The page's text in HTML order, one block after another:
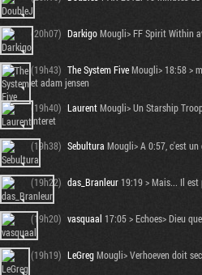
(20h07) DarkigoMougli> FF Spirit Within
(19h43) The System FiveMougli> 18:58 >
et adam jensen
(19h40) LaurentMougli> Un Starship
interet
(19h38) Sebultura Mougli> A 0:57, c'est
(19h22) das_Branleur 19:19 > Mais... Il
(19h20) vasquaal 17:05 > Echoes> Dieu
(19h19) LeGregMougli> Verhoeven doit